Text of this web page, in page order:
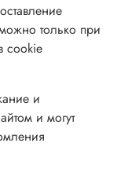
только при
cookie
и
и могут